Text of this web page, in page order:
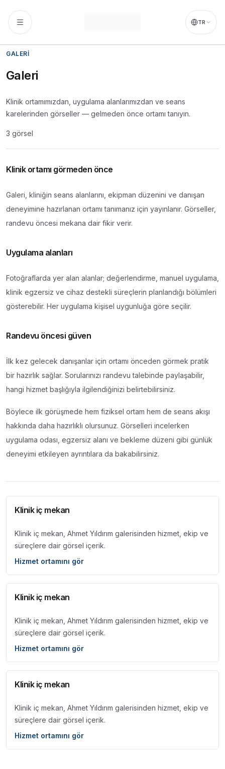
TR
GALERI
Galeri
Klinik ortamımızdan, uygulama alanlarımızdan ve seans
karelerinden görseller — gelmeden önce ortamı tanıyın.
3 görsel
Klinik ortamı görmeden önce
Galeri, kliniğin seans alanlarını, ekipman düzenini ve danışan
deneyimine hazırlanan ortamı tanımanız için yayınlanır. Görseller,
randevu öncesi mekana dair fikir verir.
Uygulama alanları
Fotoğraflarda yer alan alanlar; değerlendirme, manuel uygulama,
klinik egzersiz ve cihaz destekli süreçlerin planlandığı bölümleri
gösterebilir. Her uygulama kişisel uygunluğa göre seçilir.
Randevu öncesi güven
İlk kez gelecek danışanlar için ortamı önceden görmek pratik
bir hazırlık sağlar. Sorularınızı randevu talebinde paylaşabilir,
hangi hizmet başlığıyla ilgilendiğinizi belirtebilirsiniz.
Böylece ilk görüşmede hem fiziksel ortam hem de seans akışı
hakkında daha hazırlıklı olursunuz. Görselleri incelerken
uygulama odası, egzersiz alanı ve bekleme düzeni gibi günlük
deneyimi etkileyen ayrıntılara da bakabilirsiniz.
Klinik iç mekan
Klinik iç mekan, Ahmet Yıldırım galerisinden hizmet, ekip ve
süreçlere dair görsel içerik.
Hizmet ortamını gör
Klinik iç mekan
Klinik iç mekan, Ahmet Yıldırım galerisinden hizmet, ekip ve
süreçlere dair görsel içerik.
Hizmet ortamını gör
Klinik iç mekan
Klinik iç mekan, Ahmet Yıldırım galerisinden hizmet, ekip ve
süreçlere dair görsel içerik.
Hizmet ortamını gör